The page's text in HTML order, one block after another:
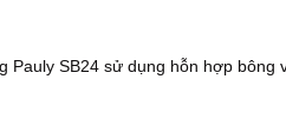
Pauly SB24 sử dụng hỗn hợp